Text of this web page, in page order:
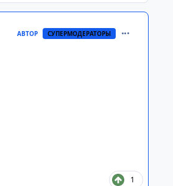
АВТОР СУПЕРМОДЕРАТОРЫ
1